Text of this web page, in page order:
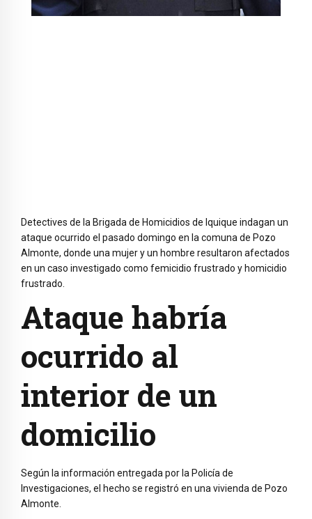
Detectives de la Brigada de Homicidios de Iquique indagan un
ataque ocurrido el pasado domingo en la comuna de Pozo
Almonte, donde una mujer y un hombre resultaron afectados
en un caso investigado como femicidio frustrado y homicidio
frustrado.
Ataque habría
ocurrido al
interior de un
domicilio
Según la información entregada por la Policía de
Investigaciones, el hecho se registró en una vivienda de Pozo
Almonte.